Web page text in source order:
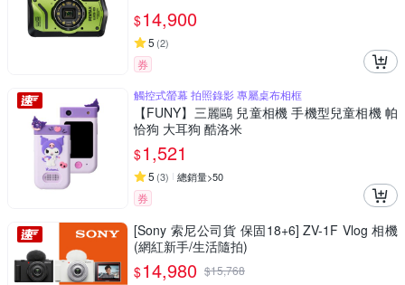
$14,900
5 (2)
券
觸控式螢幕 拍照錄影 專屬桌布相框
【FUNY】三麗鷗 兒童相機 手機型兒童相機 帕
恰狗 大耳狗 酷洛米
$1,521
5 (3) 總銷量>50
券
[Sony 索尼公司貨 保固18+6] ZV-1F Vlog 相機
(網紅新手/生活隨拍)
$14,980 $15,768